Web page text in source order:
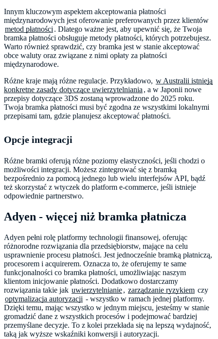
Innym kluczowym aspektem akceptowania płatności
międzynarodowych jest oferowanie preferowanych przez klientów
metod płatności . Dlatego ważne jest, aby upewnić się, że Twoja
bramka płatności obsługuje metody płatności, których potrzebujesz.
Warto również sprawdzić, czy bramka jest w stanie akceptować
obce waluty oraz związane z nimi opłaty za płatności
międzynarodowe.
Różne kraje mają różne regulacje. Przykładowo, w Australii istnieją
konkretne zasady dotyczące uwierzytelniania , a w Japonii nowe
przepisy dotyczące 3DS zostaną wprowadzone do 2025 roku.
Twoja bramka płatności musi być zgodna ze wszystkimi lokalnymi
przepisami tam, gdzie planujesz akceptować płatności.
Opcje integracji
Różne bramki oferują różne poziomy elastyczności, jeśli chodzi o
możliwości integracji. Możesz zintegrować się z bramką
bezpośrednio za pomocą jednego lub wielu interfejsów API, bądź
też skorzystać z wtyczek do platform e-commerce, jeśli istnieje
odpowiednie partnerstwo.
Adyen - więcej niż bramka płatnicza
Adyen pełni rolę platformy technologii finansowej, oferując
różnorodne rozwiązania dla przedsiębiorstw, mające na celu
usprawnienie procesu płatności. Jest jednocześnie bramką płatniczą,
procesorem i acquirerem. Oznacza to, że oferujemy te same
funkcjonalności co bramka płatności, umożliwiając naszym
klientom inicjowanie płatności. Dodatkowo dostarczamy
rozwiązania takie jak uwierzytelnianie, zarządzanie ryzykiem czy
optymalizacja autoryzacji - wszystko w ramach jednej platformy.
Dzięki temu, mając wszystko w jednym miejscu, jesteśmy w stanie
gromadzić dane z wszystkich procesów i podejmować bardziej
przemyślane decyzje. To z kolei przekłada się na lepszą wydajność,
taką jak wyższe wskaźniki konwersji i autoryzacji.